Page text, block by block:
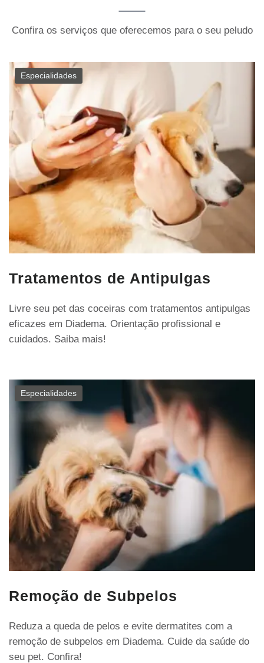
Confira os serviços que oferecemos para o seu peludo
Especialidades
Tratamentos de Antipulgas
Livre seu pet das coceiras com tratamentos antipulgas
eficazes em Diadema. Orientação profissional e
cuidados. Saiba mais!
Especialidades
Remoção de Subpelos
Reduza a queda de pelos e evite dermatites com a
remoção de subpelos em Diadema. Cuide da saúde do
seu pet. Confira!